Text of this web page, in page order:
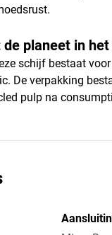
planeet in
schijf bestaat
De verpakking
pulp na